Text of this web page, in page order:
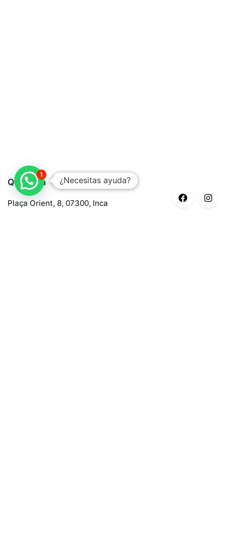
Quaroma
Plaça Orient, 8, 07300, Inca
¿Necesitas ayuda?
1